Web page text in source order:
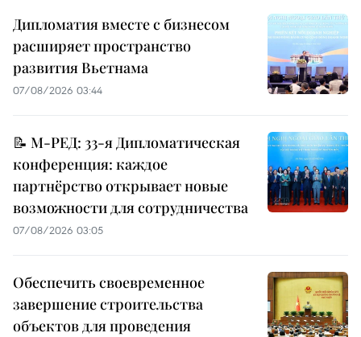
Дипломатия вместе с бизнесом
расширяет пространство
развития Вьетнама
07/08/2026 03:44
📝 М-РЕД: 33-я Дипломатическая
конференция: каждое
партнёрство открывает новые
возможности для сотрудничества
07/08/2026 03:05
Обеспечить своевременное
завершение строительства
объектов для проведения